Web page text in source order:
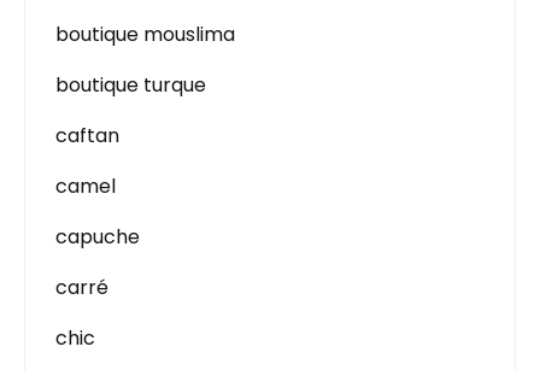
boutique mouslima
boutique turque
caftan
camel
capuche
carré
chic